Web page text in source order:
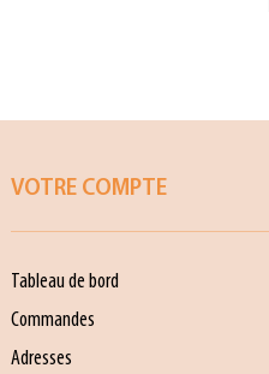
VOTRE COMPTE
Tableau de bord
Commandes
Adresses